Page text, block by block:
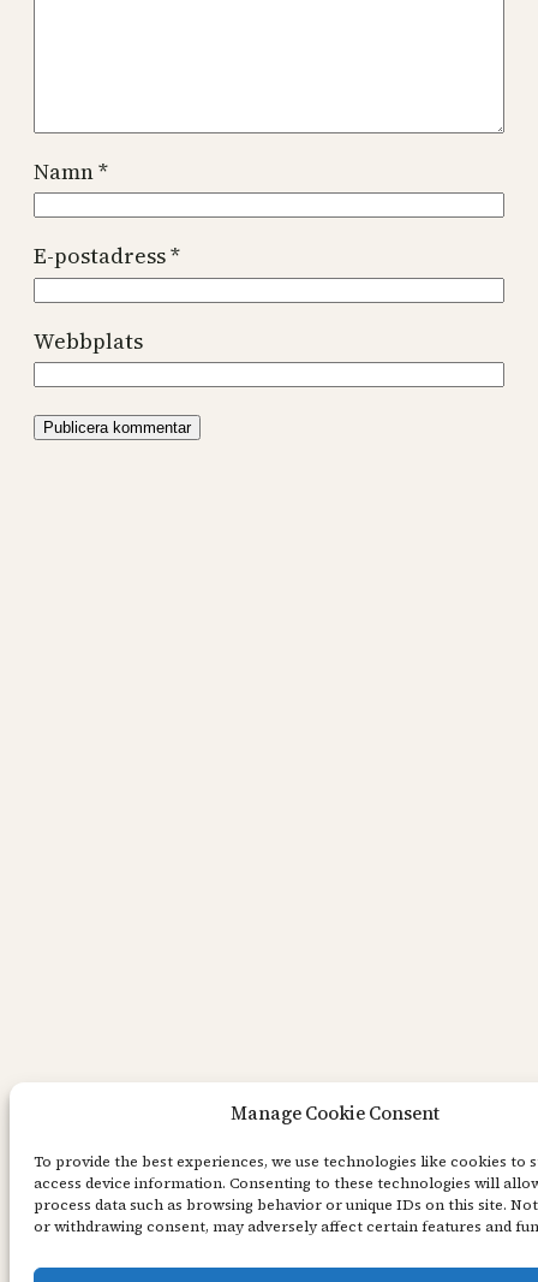
Manage Cookie Consent
To provide the best experiences, we use technologies like cookies to
access device information. Consenting to these technologies will
process data such as browsing behavior or unique IDs on this site.
or withdrawing consent, may adversely affect certain features and
Namn*
E-postadress*
Webbplats